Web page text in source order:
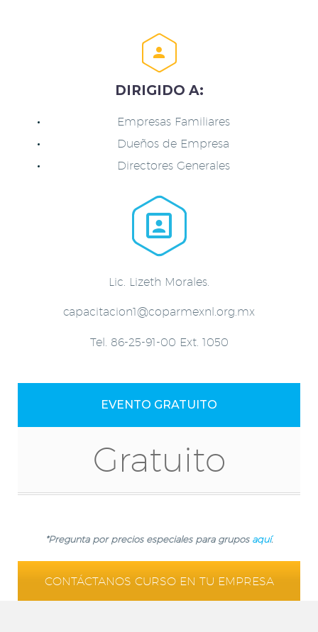


DIRIGIDO A:
Empresas Familiares
Dueños de Empresa
Directores Generales


Lic. Lizeth Morales.
capacitacion1@coparmexnl.org.mx
Tel. 86-25-91-00 Ext. 1050
EVENTO GRATUITO
Gratuito
*Pregunta por precios especiales para grupos aquí.
CONTÁCTANOS CURSO EN TU EMPRESA